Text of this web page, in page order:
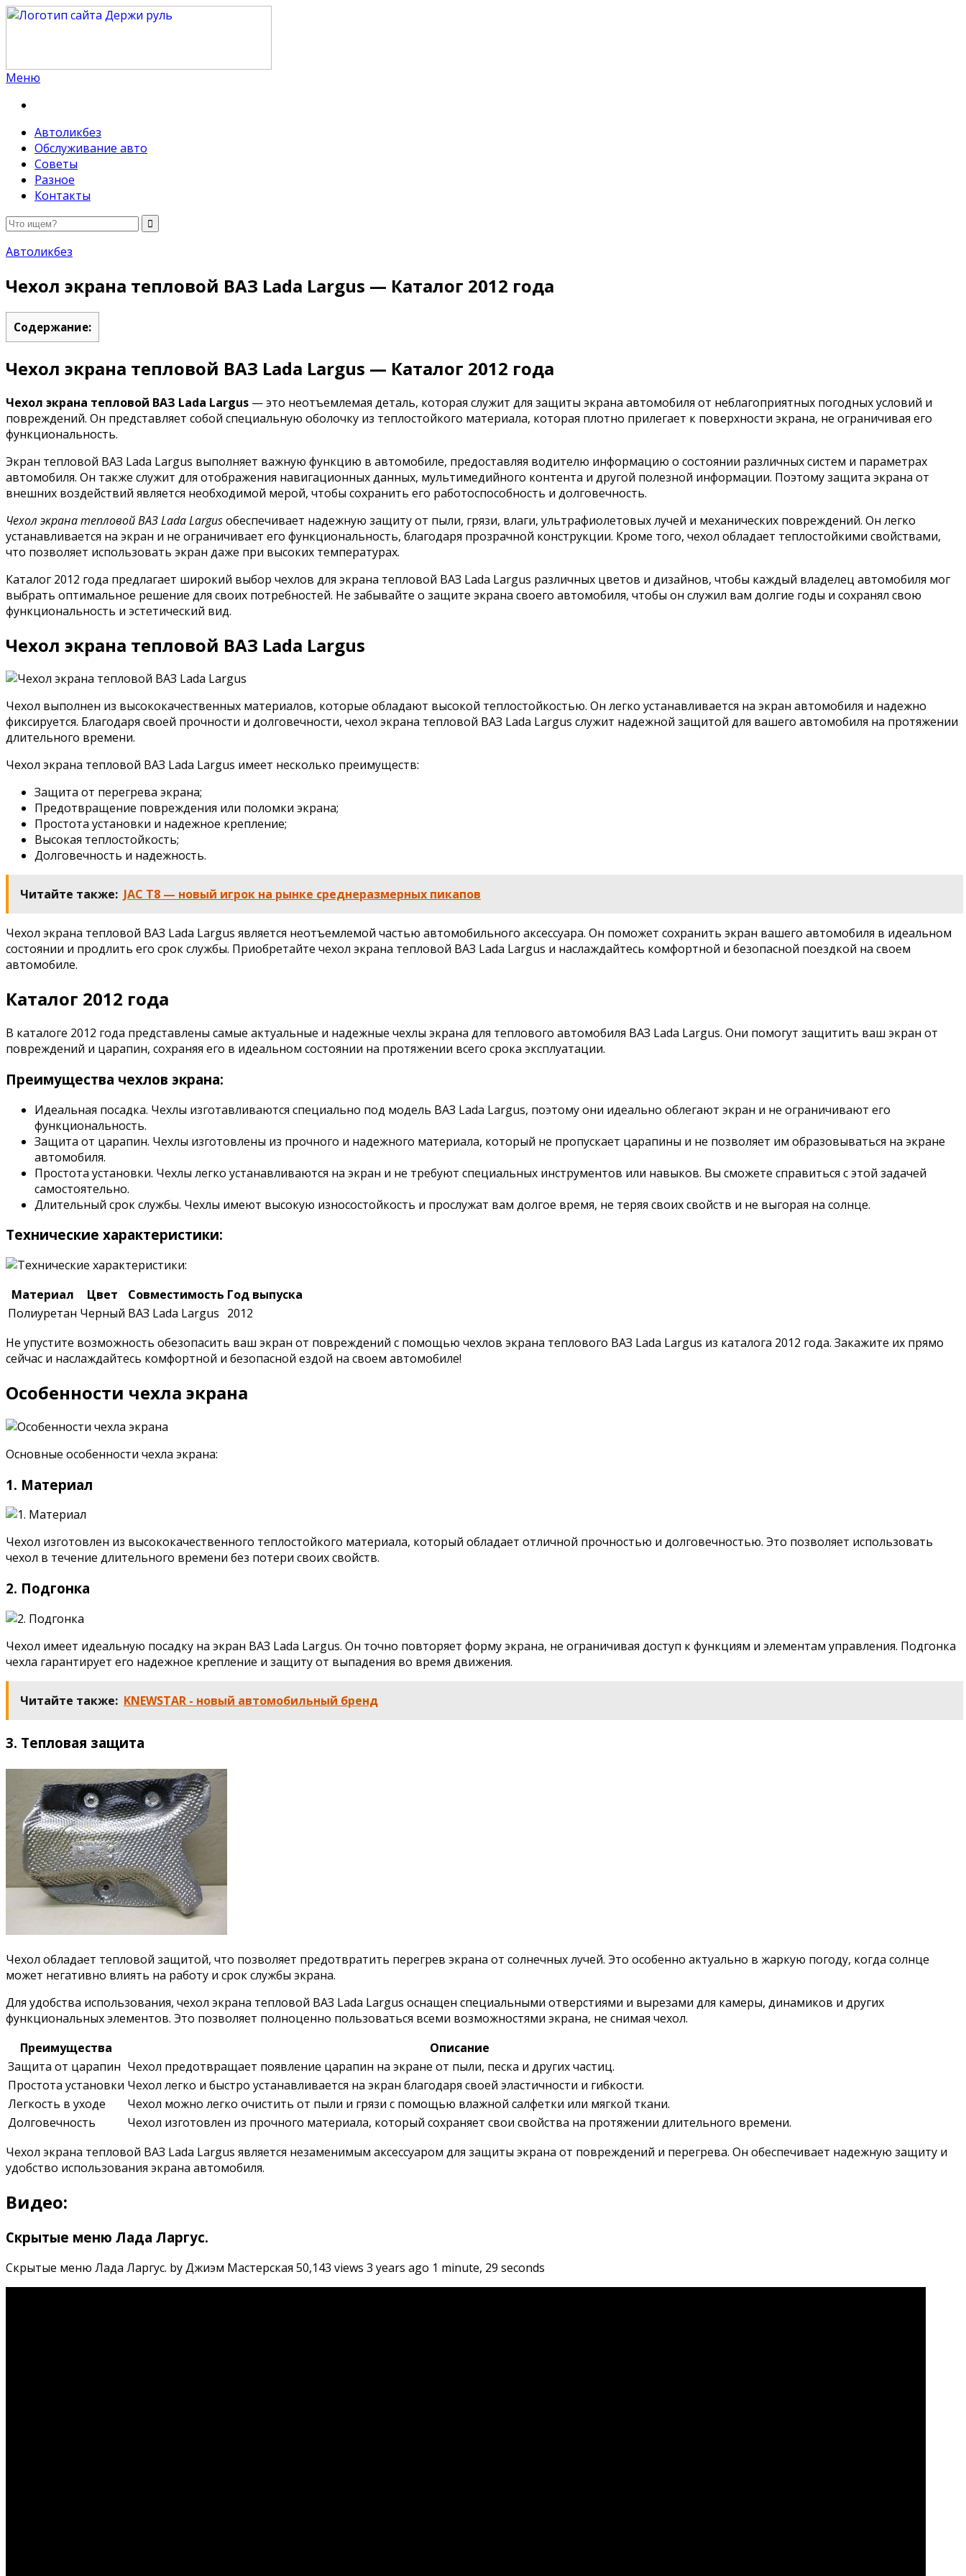
Меню
Автоликбез
Обслуживание авто
Советы
Разное
Контакты
Автоликбез
Чехол экрана тепловой ВАЗ Lada Largus — Каталог 2012 года
Содержание:
Чехол экрана тепловой ВАЗ Lada Largus — Каталог 2012 года
Чехол экрана тепловой ВАЗ Lada Largus — это неотъемлемая деталь, которая служит для защиты экрана автомобиля от неблагоприятных погодных условий и
повреждений. Он представляет собой специальную оболочку из теплостойкого материала, которая плотно прилегает к поверхности экрана, не ограничивая его
функциональность.
Экран тепловой ВАЗ Lada Largus выполняет важную функцию в автомобиле, предоставляя водителю информацию о состоянии различных систем и параметрах
автомобиля. Он также служит для отображения навигационных данных, мультимедийного контента и другой полезной информации. Поэтому защита экрана от
внешних воздействий является необходимой мерой, чтобы сохранить его работоспособность и долговечность.
Чехол экрана тепловой ВАЗ Lada Largusобеспечивает надежную защиту от пыли, грязи, влаги, ультрафиолетовых лучей и механических повреждений. Он легко
устанавливается на экран и не ограничивает его функциональность, благодаря прозрачной конструкции. Кроме того, чехол обладает теплостойкими свойствами,
что позволяет использовать экран даже при высоких температурах.
Каталог 2012 года предлагает широкий выбор чехлов для экрана тепловой ВАЗ Lada Largus различных цветов и дизайнов, чтобы каждый владелец автомобиля мог
выбрать оптимальное решение для своих потребностей. Не забывайте о защите экрана своего автомобиля, чтобы он служил вам долгие годы и сохранял свою
функциональность и эстетический вид.
Чехол экрана тепловой ВАЗ Lada Largus
Чехол выполнен из высококачественных материалов, которые обладают высокой теплостойкостью. Он легко устанавливается на экран автомобиля и надежно
фиксируется. Благодаря своей прочности и долговечности, чехол экрана тепловой ВАЗ Lada Largus служит надежной защитой для вашего автомобиля на протяжении
длительного времени.
Чехол экрана тепловой ВАЗ Lada Largus имеет несколько преимуществ:
Защита от перегрева экрана;
Предотвращение повреждения или поломки экрана;
Простота установки и надежное крепление;
Высокая теплостойкость;
Долговечность и надежность.
Читайте также: JAC T8 — новый игрок на рынке среднеразмерных пикапов
Чехол экрана тепловой ВАЗ Lada Largus является неотъемлемой частью автомобильного аксессуара. Он поможет сохранить экран вашего автомобиля в идеальном
состоянии и продлить его срок службы. Приобретайте чехол экрана тепловой ВАЗ Lada Largus и наслаждайтесь комфортной и безопасной поездкой на своем
автомобиле.
Каталог 2012 года
В каталоге 2012 года представлены самые актуальные и надежные чехлы экрана для теплового автомобиля ВАЗ Lada Largus. Они помогут защитить ваш экран от
повреждений и царапин, сохраняя его в идеальном состоянии на протяжении всего срока эксплуатации.
Преимущества чехлов экрана:
Идеальная посадка. Чехлы изготавливаются специально под модель ВАЗ Lada Largus, поэтому они идеально облегают экран и не ограничивают его
функциональность.
Защита от царапин. Чехлы изготовлены из прочного и надежного материала, который не пропускает царапины и не позволяет им образовываться на экране
автомобиля.
Простота установки. Чехлы легко устанавливаются на экран и не требуют специальных инструментов или навыков. Вы сможете справиться с этой задачей
самостоятельно.
Длительный срок службы. Чехлы имеют высокую износостойкость и прослужат вам долгое время, не теряя своих свойств и не выгорая на солнце.
Технические характеристики:
Материал Цвет Совместимость Год выпуска
Полиуретан Черный ВАЗ Lada Largus 2012
Не упустите возможность обезопасить ваш экран от повреждений с помощью чехлов экрана теплового ВАЗ Lada Largus из каталога 2012 года. Закажите их прямо
сейчас и наслаждайтесь комфортной и безопасной ездой на своем автомобиле!
Особенности чехла экрана
Основные особенности чехла экрана:
1. Материал
Чехол изготовлен из высококачественного теплостойкого материала, который обладает отличной прочностью и долговечностью. Это позволяет использовать
чехол в течение длительного времени без потери своих свойств.
2. Подгонка
Чехол имеет идеальную посадку на экран ВАЗ Lada Largus. Он точно повторяет форму экрана, не ограничивая доступ к функциям и элементам управления. Подгонка
чехла гарантирует его надежное крепление и защиту от выпадения во время движения.
Читайте также: KNEWSTAR - новый автомобильный бренд
3. Тепловая защита
Чехол обладает тепловой защитой, что позволяет предотвратить перегрев экрана от солнечных лучей. Это особенно актуально в жаркую погоду, когда солнце
может негативно влиять на работу и срок службы экрана.
Для удобства использования, чехол экрана тепловой ВАЗ Lada Largus оснащен специальными отверстиями и вырезами для камеры, динамиков и других
функциональных элементов. Это позволяет полноценно пользоваться всеми возможностями экрана, не снимая чехол.
Преимущества
Описание
Защита от царапин Чехол предотвращает появление царапин на экране от пыли, песка и других частиц.
Простота установки Чехол легко и быстро устанавливается на экран благодаря своей эластичности и гибкости.
Легкость в уходе
Чехол можно легко очистить от пыли и грязи с помощью влажной салфетки или мягкой ткани.
Долговечность
Чехол изготовлен из прочного материала, который сохраняет свои свойства на протяжении длительного времени.
Чехол экрана тепловой ВАЗ Lada Largus является незаменимым аксессуаром для защиты экрана от повреждений и перегрева. Он обеспечивает надежную защиту и
удобство использования экрана автомобиля.
Видео:
Скрытые меню Лада Ларгус.
Скрытые меню Лада Ларгус. by Джиэм Мастерская 50,143 views 3 years ago 1 minute, 29 seconds